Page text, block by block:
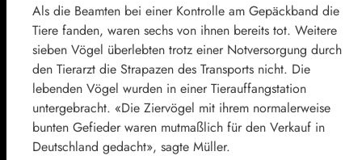
Als die Beamten bei einer Kontrolle am Gepäckband die
Tiere fanden, waren sechs von ihnen bereits tot. Weitere
sieben Vögel überlebten trotz einer Notversorgung durch
den Tierarzt die Strapazen des Transports nicht. Die
lebenden Vögel wurden in einer Tierauffangstation
untergebracht. «Die Ziervögel mit ihrem normalerweise
bunten Gefieder waren mutmaßlich für den Verkauf in
Deutschland gedacht», sagte Müller.